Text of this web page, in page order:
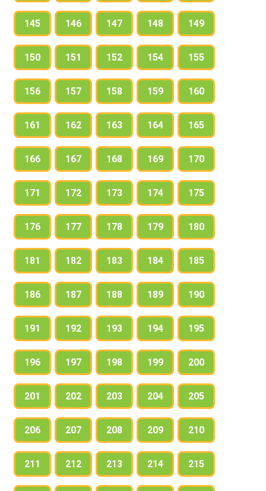
145 146 147 148 149
150 151 152 154 155
156 157 158 159 160
161 162 163 164 165
166 167 168 169 170
171 172 173 174 175
176 177 178 179 180
181 182 183 184 185
186 187 188 189 190
191 192 193 194 195
196 197 198 199 200
201 202 203 204 205
206 207 208 209 210
211 212 213 214 215